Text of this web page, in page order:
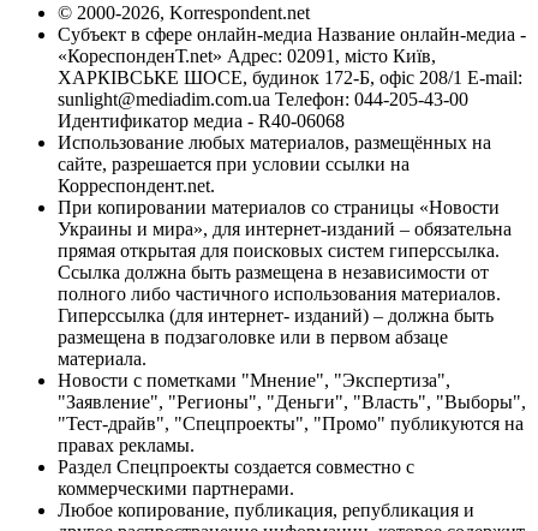
© 2000-2026, Korrespondent.net
Субъект в сфере онлайн-медиа Название онлайн-медиа -
«КореспонденТ.net» Адрес: 02091, місто Київ,
ХАРКІВСЬКЕ ШОСЕ, будинок 172-Б, офіс 208/1 E-mail:
sunlight@mediadim.com.ua Телефон: 044-205-43-00
Идентификатор медиа - R40-06068
Использование любых материалов, размещённых на
сайте, разрешается при условии ссылки на
Корреспондент.net.
При копировании материалов со страницы «Новости
Украины и мира», для интернет-изданий – обязательна
прямая открытая для поисковых систем гиперссылка.
Ссылка должна быть размещена в независимости от
полного либо частичного использования материалов.
Гиперссылка (для интернет- изданий) – должна быть
размещена в подзаголовке или в первом абзаце
материала.
Новости с пометками "Мнение", "Экспертиза",
"Заявление", "Регионы", "Деньги", "Власть", "Выборы",
"Тест-драйв", "Спецпроекты", "Промо" публикуются на
правах рекламы.
Раздел Спецпроекты создается совместно с
коммерческими партнерами.
Любое копирование, публикация, републикация и